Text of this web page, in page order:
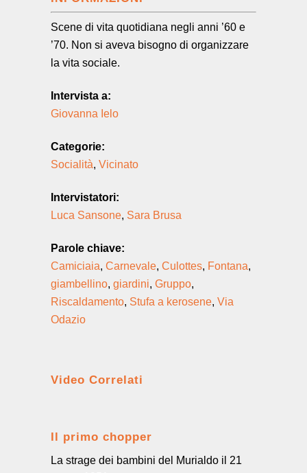
Scene di vita quotidiana negli anni ’60 e
’70. Non si aveva bisogno di organizzare
la vita sociale.
Intervista a:
Giovanna Ielo
Categorie:
Socialità, Vicinato
Intervistatori:
Luca Sansone, Sara Brusa
Parole chiave:
Camiciaia, Carnevale, Culottes, Fontana,
giambellino, giardini, Gruppo,
Riscaldamento, Stufa a kerosene, Via
Odazio
Video Correlati
Il primo chopper
La strage dei bambini del Murialdo il 21